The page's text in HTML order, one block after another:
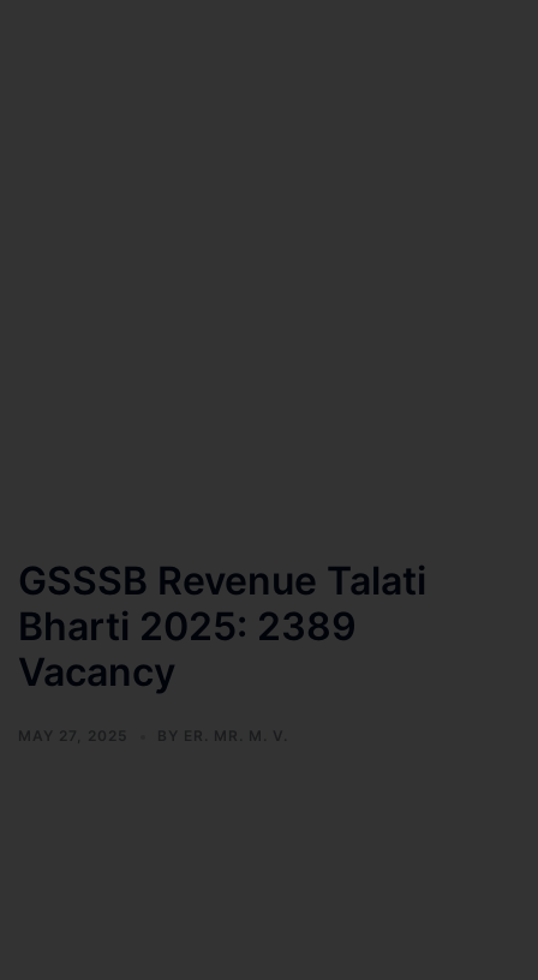
GSSSB Revenue Talati
Bharti 2025: 2389
Vacancy
MAY 27, 2025 BY ER. MR. M. V.